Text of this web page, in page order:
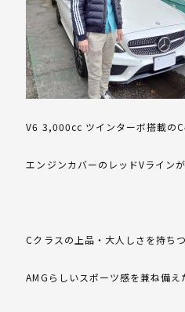
V6 3,000cc ツインターボ搭載の
エンジンカバーのレッドVライン
Cクラスの上品・大人しさを持ちつ
AMGらしいスポーツ感を兼ね備え